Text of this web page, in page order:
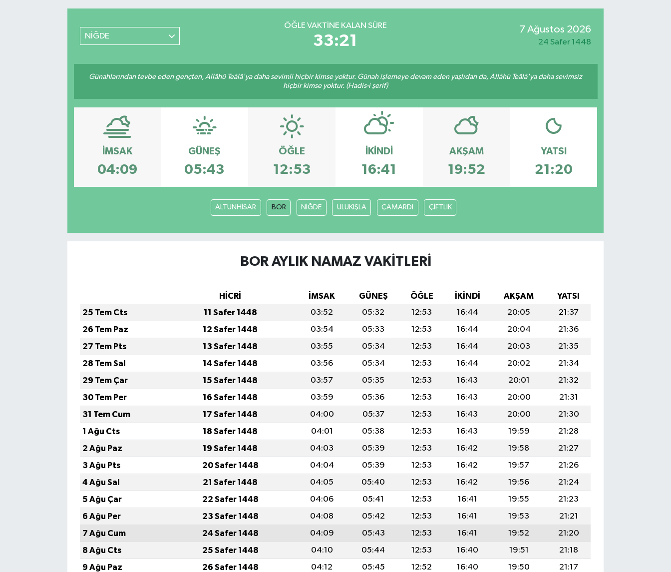
NİĞDE
ÖĞLE VAKTINE KALAN SÜRE
33:20
7 Ağustos 2026
24 Safer 1448
Günahlarından tevbe eden gençten, Allâhü Teâlâ'ya daha sevimli hiçbir kimse yoktur. Günah işlemeye devam eden yaşlıdan da, Allâhü Teâlâ'ya daha sevimsiz
hiçbir kimse yoktur. (Hadis-i şerif)
İMSAK
04:09
GÜNEŞ
05:43
ÖĞLE
12:53
İKINDI
16:41
AKŞAM
19:52
YATSI
21:20
ALTUNHİSAR BOR NİĞDE ULUKIŞLA ÇAMARDI ÇİFTLİK
BOR AYLIK NAMAZ VAKITLERI
HİCRİ İMSAK GÜNEŞ ÖĞLE İKINDI AKŞAM
YATSI
25 Tem Cts
11 Safer 1448 03:52 05:32 12:53 16:44 20:05
21:37
26 Tem Paz
12 Safer 1448 03:54 05:33 12:53 16:44 20:04
21:36
27 Tem Pts
13 Safer 1448 03:55 05:34 12:53 16:44 20:03
21:35
28 Tem Sal
14 Safer 1448 03:56 05:34 12:53 16:44 20:02
21:34
29 Tem Çar
15 Safer 1448 03:57 05:35 12:53 16:43 20:01
21:32
30 Tem Per
16 Safer 1448 03:59 05:36 12:53 16:43 20:00
21:31
31 Tem Cum
17 Safer 1448 04:00 05:37 12:53 16:43 20:00
21:30
1 Ağu Cts
18 Safer 1448 04:01 05:38 12:53 16:43 19:59
21:28
2 Ağu Paz
19 Safer 1448 04:03 05:39 12:53 16:42 19:58
21:27
3 Ağu Pts
20 Safer 1448 04:04 05:39 12:53 16:42 19:57
21:26
4 Ağu Sal
21 Safer 1448 04:05 05:40 12:53 16:42 19:56
21:24
5 Ağu Çar
22 Safer 1448 04:06 05:41 12:53 16:41 19:55
21:23
6 Ağu Per
23 Safer 1448 04:08 05:42 12:53 16:41 19:53
21:21
7 Ağu Cum
24 Safer 1448 04:09 05:43 12:53 16:41 19:52
21:20
8 Ağu Cts
25 Safer 1448 04:10 05:44 12:53 16:40 19:51
21:18
9 Ağu Paz
26 Safer 1448 04:12 05:45 12:52 16:40 19:50
21:17